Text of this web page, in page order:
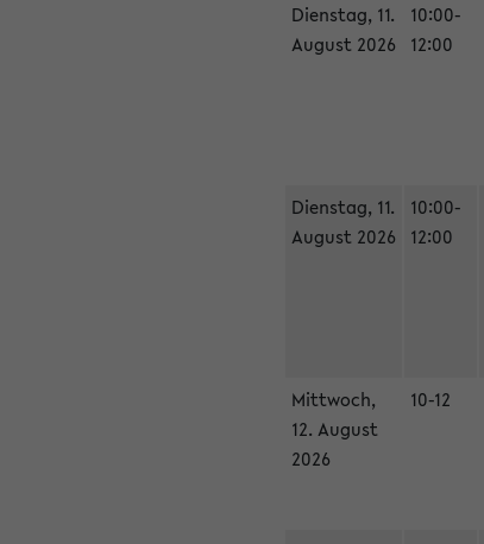
Dienstag, 11.
August 2026
10:00-
12:00
Dienstag, 11.
August 2026
10:00-
12:00
Mittwoch,
12. August
2026
10-12